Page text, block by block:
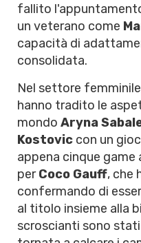
fallito
un veterano come
capacità di
consolidata.
Nel settore
hanno tradito le
mondo Aryna
Kostovic con un
appena cinque game
perCoco Gauff, che
confermando di
al titolo insieme alla
scroscianti sono